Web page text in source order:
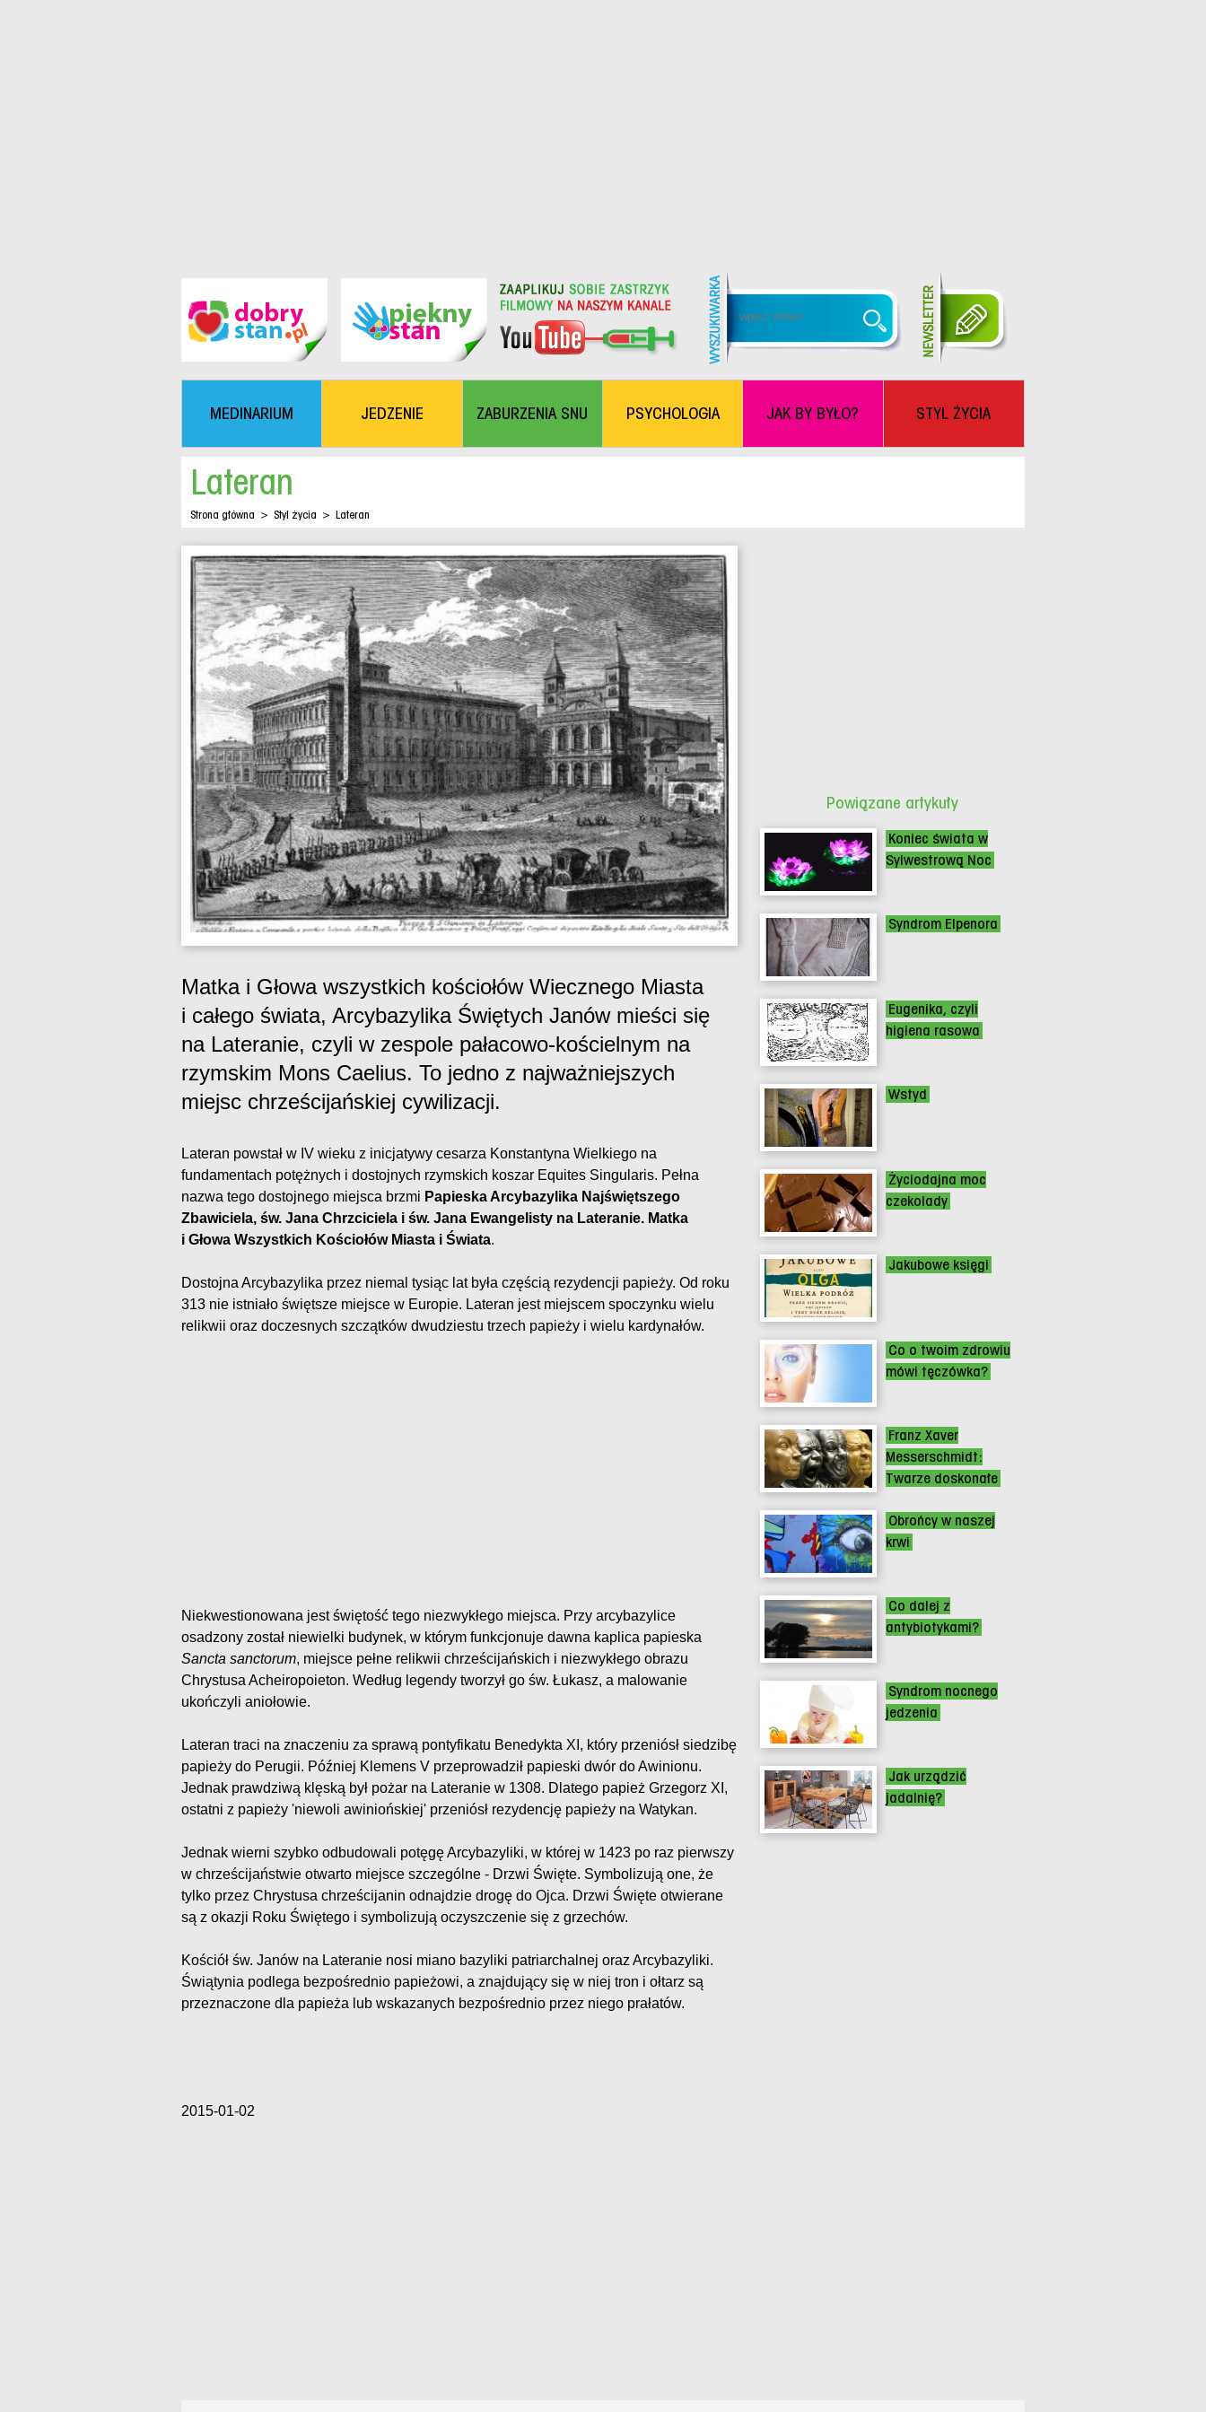
MEDINARIUM JEDZENIE ZABURZENIA SNU PSYCHOLOGIA JAK BY BYŁO? STYL ŻYCIA
Lateran
Strona główna > Styl życia > Lateran
Matka i Głowa wszystkich kościołów Wiecznego Miasta
i całego świata, Arcybazylika Świętych Janów mieści się
na Lateranie, czyli w zespole pałacowo-kościelnym na
rzymskim Mons Caelius. To jedno z najważniejszych
miejsc chrześcijańskiej cywilizacji.
Lateran powstał w IV wieku z inicjatywy cesarza Konstantyna Wielkiego na
fundamentach potężnych i dostojnych rzymskich koszar Equites Singularis. Pełna
nazwa tego dostojnego miejsca brzmi Papieska Arcybazylika Najświętszego
Zbawiciela, św. Jana Chrzciciela i św. Jana Ewangelisty na Lateranie. Matka
i Głowa Wszystkich Kościołów Miasta i Świata.
Dostojna Arcybazylika przez niemal tysiąc lat była częścią rezydencji papieży. Od roku
313 nie istniało świętsze miejsce w Europie. Lateran jest miejscem spoczynku wielu
relikwii oraz doczesnych szczątków dwudziestu trzech papieży i wielu kardynałów.
Niekwestionowana jest świętość tego niezwykłego miejsca. Przy arcybazylice
osadzony został niewielki budynek, w którym funkcjonuje dawna kaplica papieska
Sancta sanctorum, miejsce pełne relikwii chrześcijańskich i niezwykłego obrazu
Chrystusa Acheiropoieton. Według legendy tworzył go św. Łukasz, a malowanie
ukończyli aniołowie.
Lateran traci na znaczeniu za sprawą pontyfikatu Benedykta XI, który przeniósł siedzibę
papieży do Perugii. Później Klemens V przeprowadził papieski dwór do Awinionu.
Jednak prawdziwą klęską był pożar na Lateranie w 1308. Dlatego papież Grzegorz XI,
ostatni z papieży 'niewoli awiniońskiej' przeniósł rezydencję papieży na Watykan.
Jednak wierni szybko odbudowali potęgę Arcybazyliki, w której w 1423 po raz pierwszy
w chrześcijaństwie otwarto miejsce szczególne - Drzwi Święte. Symbolizują one, że
tylko przez Chrystusa chrześcijanin odnajdzie drogę do Ojca. Drzwi Święte otwierane
są z okazji Roku Świętego i symbolizują oczyszczenie się z grzechów.
Kościół św. Janów na Lateranie nosi miano bazyliki patriarchalnej oraz Arcybazyliki.
Świątynia podlega bezpośrednio papieżowi, a znajdujący się w niej tron i ołtarz są
przeznaczone dla papieża lub wskazanych bezpośrednio przez niego prałatów.
2015-01-02
Powiązane artykuły
Koniec świata w
Sylwestrową Noc
Syndrom Elpenora
Eugenika, czyli
higiena rasowa
Wstyd
Życiodajna moc
czekolady
Jakubowe księgi
Co o twoim zdrowiu
mówi tęczówka?
Franz Xaver
Messerschmidt:
Twarze doskonałe
Obrońcy w naszej
krwi
Co dalej z
antybiotykami?
Syndrom nocnego
jedzenia
Jak urządzić
jadalnię?